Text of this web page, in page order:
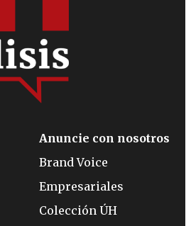
Anuncie con nosotros
Brand Voice
Empresariales
Colección ÚH